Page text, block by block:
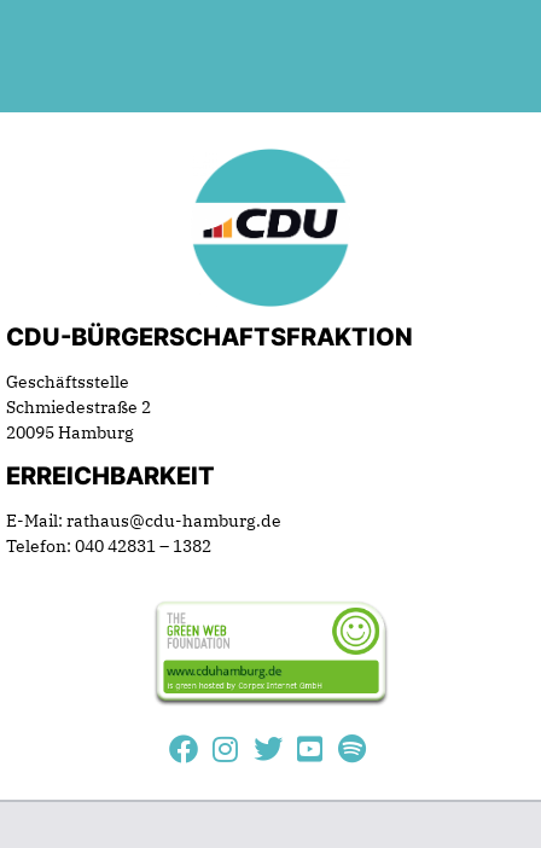
CDU-BÜRGERSCHAFTSFRAKTION
Geschäftsstelle
Schmiedestraße 2
20095 Hamburg
ERREICHBARKEIT
E-Mail: rathaus@cdu-hamburg.de
Telefon: 040 42831 – 1382